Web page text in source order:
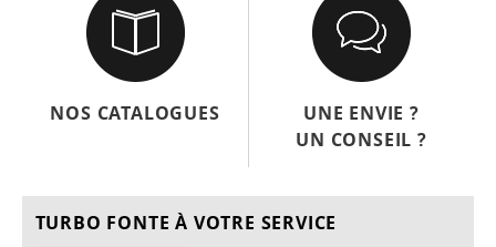
NOS CATALOGUES
UNE ENVIE ?
UN CONSEIL ?
TURBO FONTE À VOTRE SERVICE